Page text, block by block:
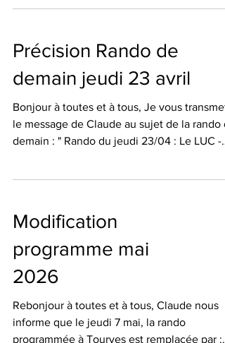
proposée à ceux qui le souhaitent, durée 45
mn, entrée 7 euros (groupe a/c 10 = 6 ,€).
Bonne soirée à tous Daniel D
Précision Rando de
demain jeudi 23 avril
Bonjour à toutes et à tous, Je vous
le message de Claude au sujet de la rando
demain : " Rando du jeudi 23/04 : Le LUC -
à le préciser ". Merci de le noter 🖊️ Bises
Modification
programme mai
2026
Rebonjour à toutes et à tous, Claude nous
informe que le jeudi 7 mai, la rando
programmée à Tourves est remplacée par :